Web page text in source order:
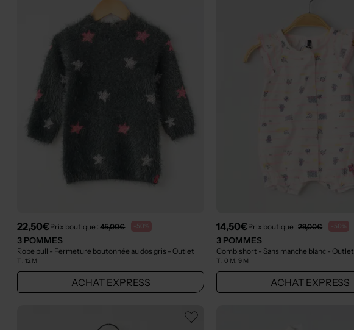
22,50€Prix boutique :45,00€ -50%
3 POMMES
Robe pull - Fermeture boutonnée au dos gris - Outlet
T :12 M
ACHAT EXPRESS
14,50€Prix boutique :29,00€ -50%
3 POMMES
Combishort - Sans manche blanc - Outlet
T :0 M, 9 M
ACHAT EXPRESS